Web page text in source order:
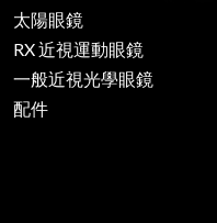
太陽眼鏡
RX 近視運動眼鏡
一般近視光學眼鏡
配件